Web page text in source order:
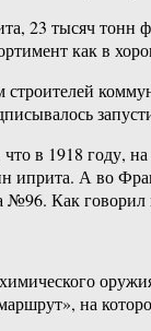
23 тысяч тонн
как в
в 1918 году,
иприта. А во
№96. Как
на